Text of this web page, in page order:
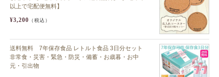
以上で宅配便無料】
¥3,200 （税込）
送料無料 7年保存食品 レトルト食品 3日分セット
非常食・災害・緊急・防災・備蓄・お歳暮・お中
元・引出物